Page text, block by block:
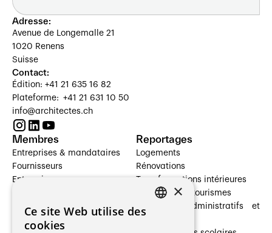
Adresse:
Avenue de Longemalle 21
1020 Renens
Suisse
Contact:
Édition: +41 21 635 16 82
Plateforme: +41 21 631 10 50
info@architectes.ch
Membres
Entreprises & mandataires
Fournisseurs
Entreprises
Architectes paysagistes
Architectes d'intérieur
Reportages
Logements
Rénovations
Transformations intérieures
Hôtelleries et tourismes
Bâtiments administratifs et
×
Ce site Web utilise des
cookies